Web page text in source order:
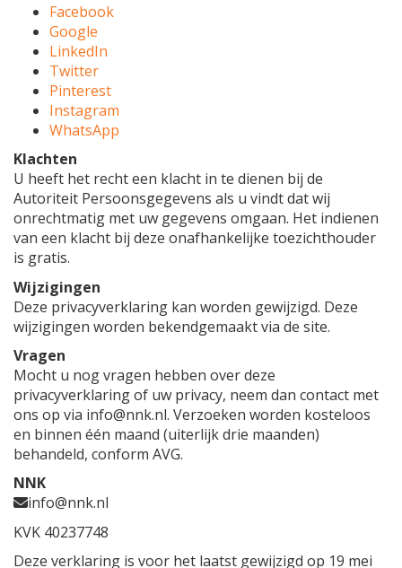
Facebook
Google
LinkedIn
Twitter
Pinterest
Instagram
WhatsApp
Klachten
U heeft het recht een klacht in te dienen bij de
Autoriteit Persoonsgegevens als u vindt dat wij
onrechtmatig met uw gegevens omgaan. Het indienen
van een klacht bij deze onafhankelijke toezichthouder
is gratis.
Wijzigingen
Deze privacyverklaring kan worden gewijzigd. Deze
wijzigingen worden bekendgemaakt via de site.
Vragen
Mocht u nog vragen hebben over deze
privacyverklaring of uw privacy, neem dan contact met
ons op via info@nnk.nl. Verzoeken worden kosteloos
en binnen één maand (uiterlijk drie maanden)
behandeld, conform AVG.
NNK
info@nnk.nl
KVK 40237748
Deze verklaring is voor het laatst gewijzigd op 19 mei